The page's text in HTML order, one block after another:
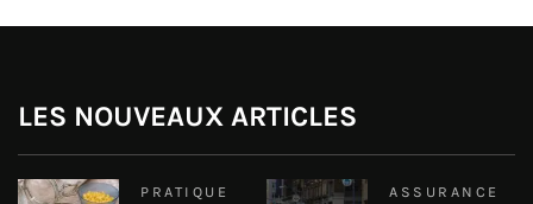
LES NOUVEAUX ARTICLES
PRATIQUE ASSURANCE